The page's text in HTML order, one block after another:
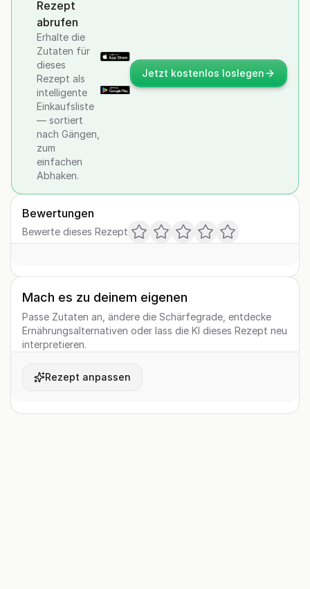
Rezept
abrufen
Erhalte die
Zutaten für
dieses
Rezept als
intelligente
Einkaufsliste
— sortiert
nach Gängen,
zum
einfachen
Abhaken.
Jetzt kostenlos loslegen
Bewertungen
Bewerte dieses Rezept
Mach es zu deinem eigenen
Passe Zutaten an, ändere die Schärfegrade, entdecke
Ernährungsalternativen oder lass die KI dieses Rezept neu
interpretieren.
Rezept anpassen